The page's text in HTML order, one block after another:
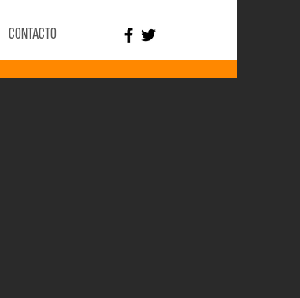
Contacto